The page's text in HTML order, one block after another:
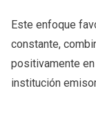
Este enfoque
constante,
positivamente
institución